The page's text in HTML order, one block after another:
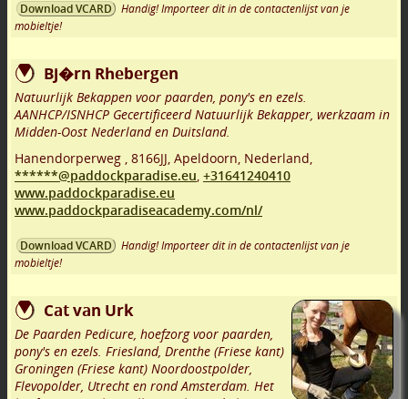
Download VCARD
Handig! Importeer dit in de contactenlijst van je
mobieltje!
Bj�rn Rhebergen
Natuurlijk Bekappen voor paarden, pony's en ezels.
AANHCP/ISNHCP Gecertificeerd Natuurlijk Bekapper, werkzaam in
Midden-Oost Nederland en Duitsland.
Hanendorperweg , 8166JJ, Apeldoorn, Nederland,
******@paddockparadise.eu, +31641240410
www.paddockparadise.eu
www.paddockparadiseacademy.com/nl/
Download VCARD
Handig! Importeer dit in de contactenlijst van je
mobieltje!
Cat van Urk
De Paarden Pedicure, hoefzorg voor paarden,
pony's en ezels. Friesland, Drenthe (Friese kant)
Groningen (Friese kant) Noordoostpolder,
Flevopolder, Utrecht en rond Amsterdam. Het